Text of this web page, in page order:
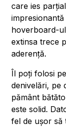
care ies
hoverboard-
extinsa trece
aderență.
Îl poți folosi
denivelări, pe
pământ
este solid.
fel de ușor să